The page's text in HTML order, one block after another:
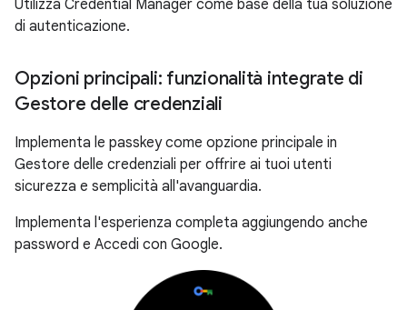
Utilizza Credential Manager come base della tua soluzione
di autenticazione.
Opzioni principali: funzionalità integrate di
Gestore delle credenziali
Implementa le passkey come opzione principale in
Gestore delle credenziali per offrire ai tuoi utenti
sicurezza e semplicità all'avanguardia.
Implementa l'esperienza completa aggiungendo anche
password e Accedi con Google.